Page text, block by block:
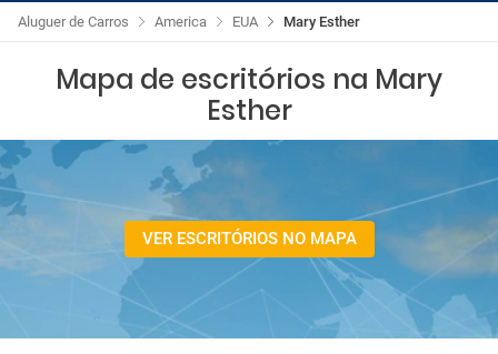
Mary Esther
EUA
America
Aluguer de Carros
Mapa de escritórios na Mary
Esther
VER ESCRITÓRIOS NO MAPA